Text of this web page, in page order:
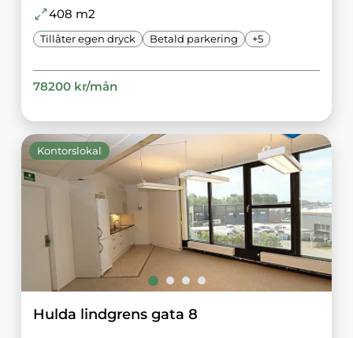
408 m2
Tillåter egen dryck Betald parkering +5
78200kr/mån
Kontorslokal
Hulda lindgrens gata 8